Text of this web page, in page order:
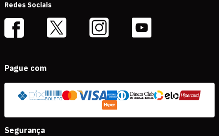
Redes Sociais
Pague com
Segurança